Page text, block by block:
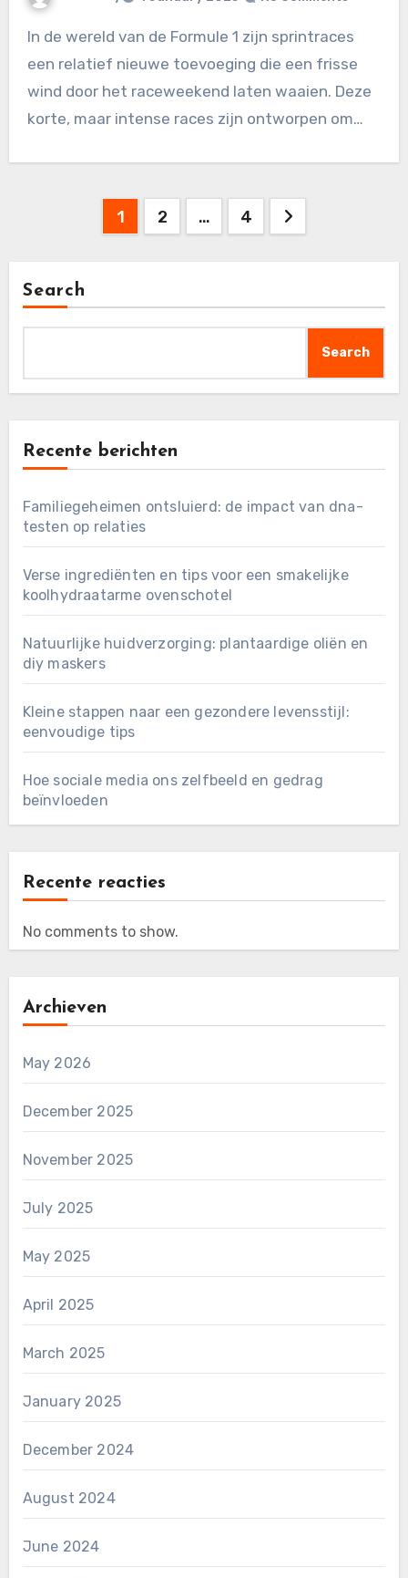
In de wereld van de Formule 1 zijn sprintraces
een relatief nieuwe toevoeging die een frisse
wind door het raceweekend laten waaien. Deze
korte, maar intense races zijn ontworpen om…
1 2 … 4
Search
Search
Recente berichten
Familiegeheimen ontsluierd: de impact van dna-
testen op relaties
Verse ingrediënten en tips voor een smakelijke
koolhydraatarme ovenschotel
Natuurlijke huidverzorging: plantaardige oliën en
diy maskers
Kleine stappen naar een gezondere levensstijl:
eenvoudige tips
Hoe sociale media ons zelfbeeld en gedrag
beïnvloeden
Recente reacties
No comments to show.
Archieven
May 2026
December 2025
November 2025
July 2025
May 2025
April 2025
March 2025
January 2025
December 2024
August 2024
June 2024